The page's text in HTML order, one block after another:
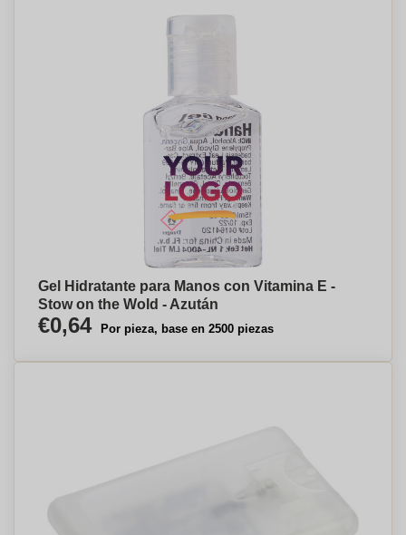
Gel Hidratante para Manos con Vitamina E -
Stow on the Wold - Azután
€0,64 Por pieza, base en 2500 piezas